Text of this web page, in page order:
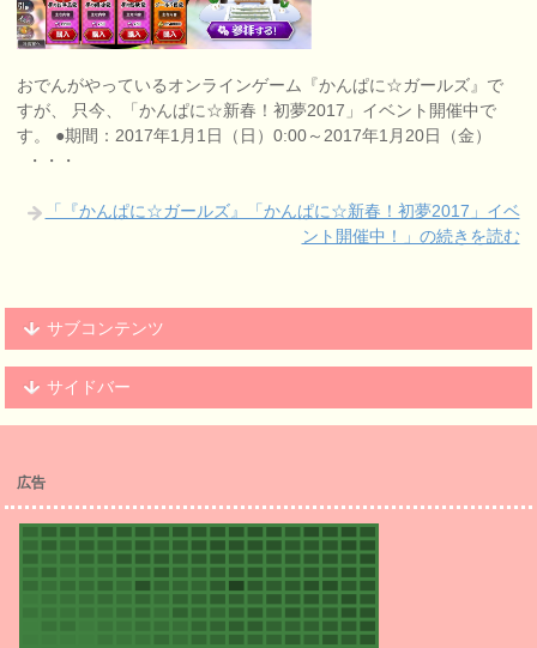
おでんがやっているオンラインゲーム『かんぱに☆ガールズ』で
すが、 只今、「かんぱに☆新春！初夢2017」イベント開催中で
す。 ●期間：2017年1月1日（日）0:00～2017年1月20日（金）
・・・
「『かんぱに☆ガールズ』「かんぱに☆新春！初夢2017」イベ
ント開催中！」の続きを読む
サブコンテンツ
サイドバー
広告